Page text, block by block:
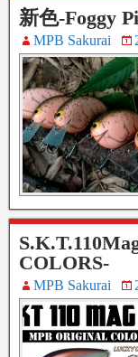
新色-Foggy
MPB Sakurai
COLORS-
MPB Sakurai